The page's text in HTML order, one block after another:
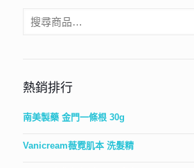
熱銷排行
南美製藥 金門一條根 30g
Vanicream薇霓肌本 洗髮精